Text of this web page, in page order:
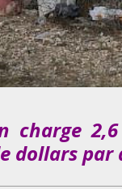
charge
dollars